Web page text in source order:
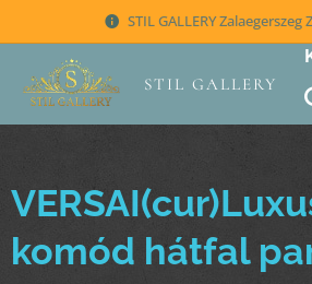
STIL GALLERY
STIL GALLERY
komód hátfal